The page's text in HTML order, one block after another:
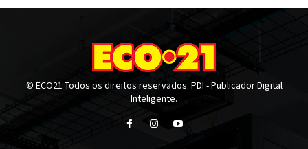
© ECO21 Todos os direitos reservados. PDI - Publicador Digital
Inteligente.